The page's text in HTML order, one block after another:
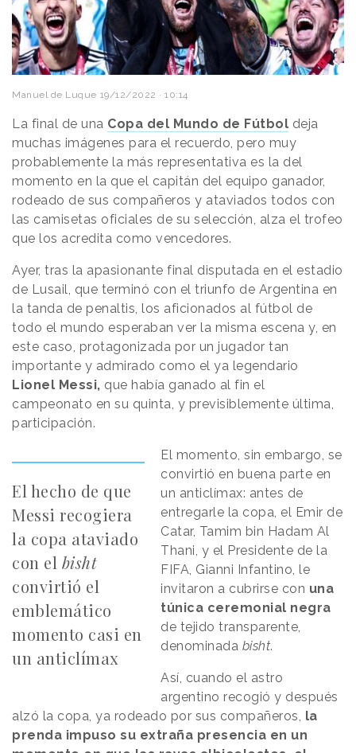
Manuel de Luque 19/12/2022 · 10:14
La final de una Copa del Mundo de Fútbol deja
muchas imágenes para el recuerdo, pero muy
probablemente la más representativa es la del
momento en la que el capitán del equipo ganador,
rodeado de sus compañeros y ataviados todos con
las camisetas oficiales de su selección, alza el trofeo
que los acredita como vencedores.
Ayer, tras la apasionante final disputada en el estadio
de Lusail, que terminó con el triunfo de Argentina en
la tanda de penaltis, los aficionados al fútbol de
todo el mundo esperaban ver la misma escena y, en
este caso, protagonizada por un jugador tan
importante y admirado como el ya legendario
Lionel Messi, que había ganado al fin el
campeonato en su quinta, y previsiblemente última,
participación.
El hecho de que
Messi recogiera
la copa ataviado
con el bisht
convirtió el
emblemático
momento casi en
un anticlímax
El momento, sin embargo, se
convirtió en buena parte en
un anticlímax: antes de
entregarle la copa, el Emir de
Catar, Tamim bin Hadam Al
Thani, y el Presidente de la
FIFA, Gianni Infantino, le
invitaron a cubrirse con una
túnica ceremonial negra
de tejido transparente,
denominada bisht.
Así, cuando el astro
argentino recogió y después
alzó la copa, ya rodeado por sus compañeros, la
prenda impuso su extraña presencia en un